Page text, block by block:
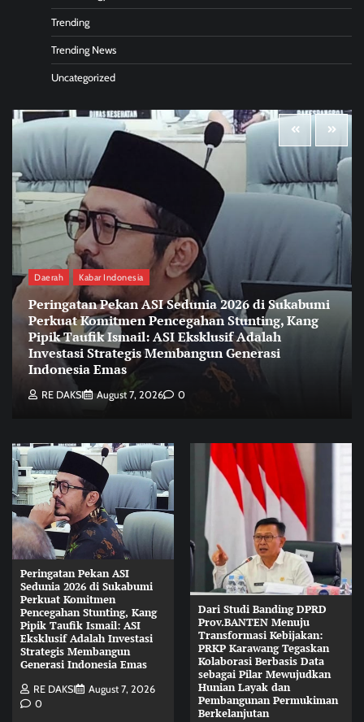
Trending
Trending News
Uncategorized
Daerah Kabar Indonesia
Peringatan Pekan ASI Sedunia 2026 di Sukabumi
Perkuat Komitmen Pencegahan Stunting, Kang
Pipik Taufik Ismail: ASI Eksklusif Adalah
Investasi Strategis Membangun Generasi
Indonesia Emas
RE DAKSI August 7, 2026 0
Peringatan Pekan ASI
Sedunia 2026 di Sukabumi
Perkuat Komitmen
Pencegahan Stunting, Kang
Pipik Taufik Ismail: ASI
Eksklusif Adalah Investasi
Strategis Membangun
Generasi Indonesia Emas
RE DAKSI
August 7, 2026
0
Dari Studi Banding DPRD
Prov.BANTEN Menuju
Transformasi Kebijakan:
PRKP Karawang Tegaskan
Kolaborasi Berbasis Data
sebagai Pilar Mewujudkan
Hunian Layak dan
Pembangunan Permukiman
Berkelanjutan